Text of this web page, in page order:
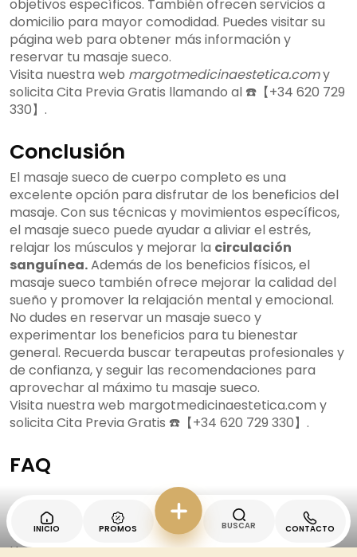
objetivos específicos. También ofrecen servicios a
domicilio para mayor comodidad. Puedes visitar su
página web para obtener más información y
reservar tu masaje sueco.
Visita nuestra web margotmedicinaestetica.comy
solicita Cita Previa Gratis llamando al ☎️【+34 620 729
330】.
Conclusión
El masaje sueco de cuerpo completo es una
excelente opción para disfrutar de los beneficios del
masaje. Con sus técnicas y movimientos específicos,
el masaje sueco puede ayudar a aliviar el estrés,
relajar los músculos y mejorar la circulación
sanguínea.Además de los beneficios físicos, el
masaje sueco también ofrece mejorar la calidad del
sueño y promover la relajación mental y emocional.
No dudes en reservar un masaje sueco y
experimentar los beneficios para tu bienestar
general. Recuerda buscar terapeutas profesionales y
de confianza, y seguir las recomendaciones para
aprovechar al máximo tu masaje sueco.
Visita nuestra web margotmedicinaestetica.com y
solicita Cita Previa Gratis ☎️【+34 620 729 330】.
FAQ
¿Qué incluye un masaje sueco de
cuerpo completo?
Un masaje sueco de cuerpo completo incluye una
INICIO PROMOS BUSCAR CONTACTO